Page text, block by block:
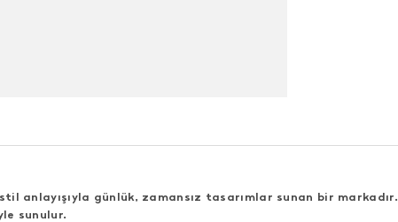
anlayışıyla günlük, zamansız tasarımlar sunan bir markadır.
sunulur.